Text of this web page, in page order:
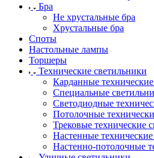
Бра
Не хрустальные бра
Хрустальные бра
Споты
Настольные лампы
Торшеры
Технические светильники
Карданные
Специальные
Светодиодные
Потолочные
Трековые технические
Настенные
Настенно-потолочные